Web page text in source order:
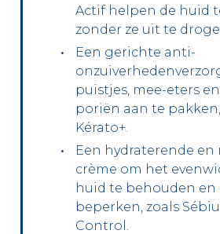
Actif helpen de huid
zonder ze uit te
Een gerichte anti-
puistjes, mee-eters
poriën aan te
Kérato+.
Een hydraterende
crème om het
huid te behouden en
beperken, zoals
Control.